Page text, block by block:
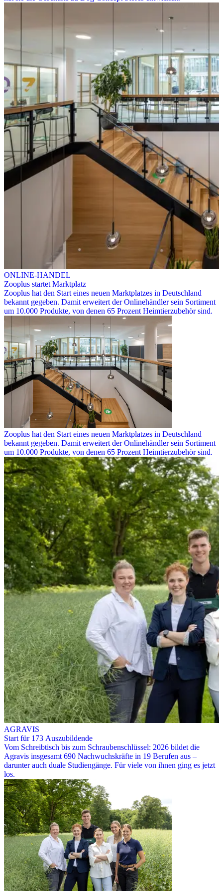
ONLINE-HANDEL
Zooplus startet Marktplatz
Zooplus hat den Start eines neuen Marktplatzes in Deutschland
bekannt gegeben. Damit erweitert der Onlinehändler sein Sortiment
um 10.000 Produkte, von denen 65 Prozent Heimtierzubehör sind.
Zooplus hat den Start eines neuen Marktplatzes in Deutschland
bekannt gegeben. Damit erweitert der Onlinehändler sein Sortiment
um 10.000 Produkte, von denen 65 Prozent Heimtierzubehör sind.
AGRAVIS
Start für 173 Auszubildende
Vom Schreibtisch bis zum Schraubenschlüssel: 2026 bildet die
Agravis insgesamt 690 Nachwuchskräfte in 19 Berufen aus –
darunter auch duale Studiengänge. Für viele von ihnen ging es jetzt
los.